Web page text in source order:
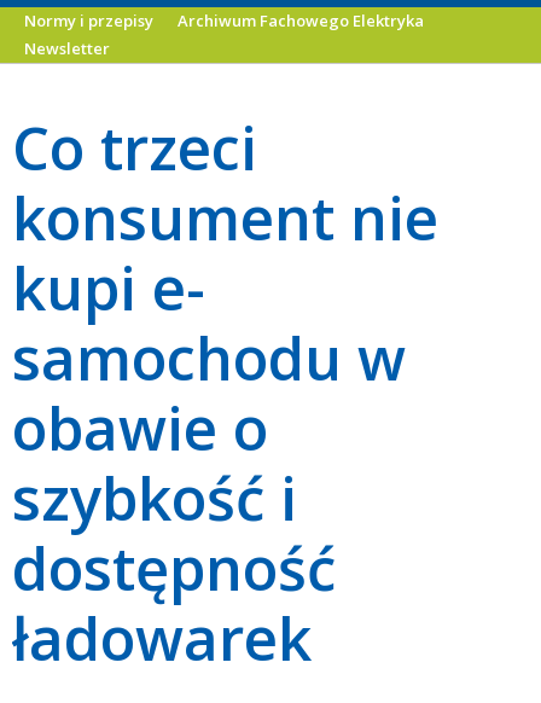
Normy i przepisy
Archiwum Fachowego Elektryka
Newsletter
Co trzeci
konsument nie
kupi e-
samochodu w
obawie o
szybkość i
dostępność
ładowarek